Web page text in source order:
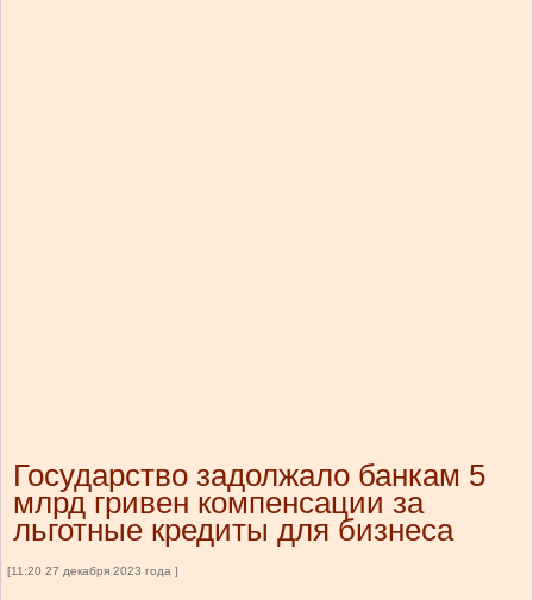
Государство задолжало банкам 5
млрд гривен компенсации за
льготные кредиты для бизнеса
[11:20 27 декабря 2023 года ]